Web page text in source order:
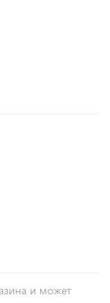
и может